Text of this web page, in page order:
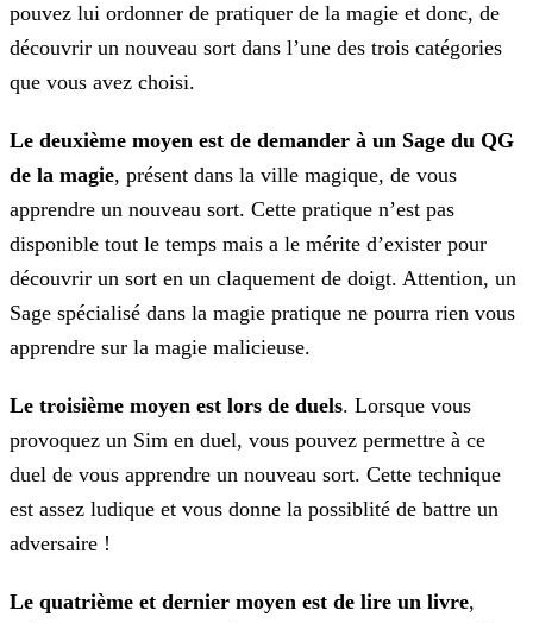
pouvez lui ordonner de pratiquer de la magie et donc, de
découvrir un nouveau sort dans l’une des trois catégories
que vous avez choisi.
Le deuxième moyen est de demander à un Sage du QG
de la magie, présent dans la ville magique, de vous
apprendre un nouveau sort. Cette pratique n’est pas
disponible tout le temps mais a le mérite d’exister pour
découvrir un sort en un claquement de doigt. Attention, un
Sage spécialisé dans la magie pratique ne pourra rien vous
apprendre sur la magie malicieuse.
Le troisième moyen est lors de duels. Lorsque vous
provoquez un Sim en duel, vous pouvez permettre à ce
duel de vous apprendre un nouveau sort. Cette technique
est assez ludique et vous donne la possiblité de battre un
adversaire !
Le quatrième et dernier moyen est de lire un livre,